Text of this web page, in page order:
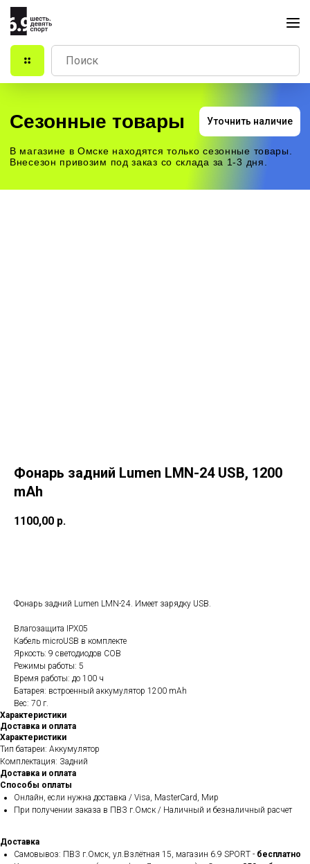
Сезонные товары
В магазине в Омске находятся только сезонные товары.
Внесезон привозим под заказ со склада за 1-3 дня.
Фонарь задний Lumen LMN-24 USB, 1200
mAh
1100,00 р.
Фонарь задний Lumen LMN-24. Имеет зарядку USB.
Влагозащита IPX05
Кабель microUSB в комплекте
Яркость: 9 светодиодов COB
Режимы работы: 5
Время работы: до 100 ч
Батарея: встроенный аккумулятор 1200 mAh
Вес: 70 г.
Характеристики
Доставка и оплата
Характеристики
Тип батареи: Аккумулятор
Комплектация: Задний
Доставка и оплата
Способы оплаты
Онлайн, если нужна доставка / Visa, MasterCard, Мир
При получении заказа в ПВЗ г.Омск / Наличный и безналичный расчет
Доставка
Самовывоз: ПВЗ г.Омск, ул.Взлётная 15, магазин 6.9 SPORT - бесплатно